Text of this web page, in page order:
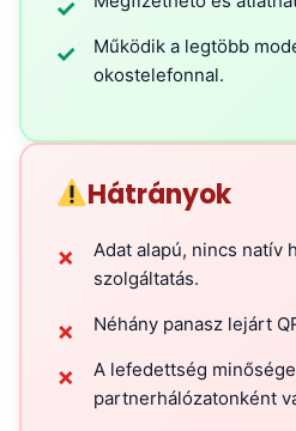
✓
✓
Működik a legtöbb
okostelefonnal.
Hátrányok
✗
Adat alapú, nincs natív
szolgáltatás.
✗ Néhány panasz lejárt
✗
A lefedettség
partnerhálózatonként